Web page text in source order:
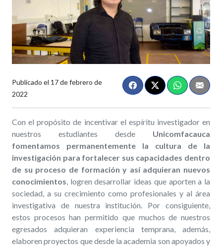
Publicado el 17 de febrero de
2022
Con el propósito de incentivar el espíritu investigador en
nuestros estudiantes desde Unicomfacauca
fomentamos permanentemente la cultura de la
investigación para fortalecer sus capacidades dentro
de su proceso de formación y así adquieran nuevos
conocimientos , logren desarrollar ideas que aporten a la
sociedad, a su crecimiento como profesionales y al área
investigativa de nuestra institución. Por consiguiente,
estos procesos han permitido que muchos de nuestros
egresados adquieran experiencia temprana, además,
elaboren proyectos que desde la academia son apoyados y